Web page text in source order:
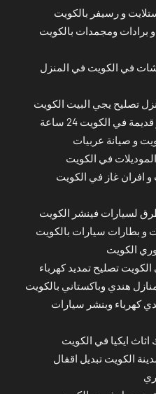
و رسيفر بالكويت
برادات ومجمدات بالكويت
في الكويت في المنزل
تصليح يجي البيت الكويت
في الكويت 24 ساعة
و صيانة عربيات
في الكويت
افران غاز في الكويت
لسيارات فينشر الكويت
و بطارات سيارات بالكويت
الكويت
تصليح تمديد كهرباء
هندي وباكستاني بالكويت
كهرباء وبنشر سيارات
ايكيا في الكويت
الكويت تبديل اقفال